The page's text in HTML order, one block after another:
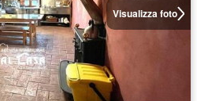
Visualizza foto